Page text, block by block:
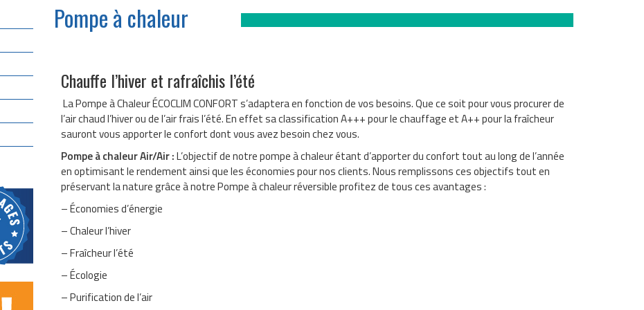
Pompe à chaleur
Chauffe l’hiver et rafraîchis l’été
La Pompe à Chaleur ÉCOCLIM CONFORT s’adaptera en fonction de vos besoins. Que ce soit pour vous procurer de
l’air chaud l’hiver ou de l’air frais l’été. En effet sa classification A+++ pour le chauffage et A++ pour la fraîcheur
sauront vous apporter le confort dont vous avez besoin chez vous.
Pompe à chaleur Air/Air :L’objectif de notre pompe à chaleur étant d’apporter du confort tout au long de l’année
en optimisant le rendement ainsi que les économies pour nos clients. Nous remplissons ces objectifs tout en
préservant la nature grâce à notre Pompe à chaleur réversible profitez de tous ces avantages :
– Économies d’énergie
– Chaleur l’hiver
– Fraîcheur l’été
– Écologie
– Purification de l’air